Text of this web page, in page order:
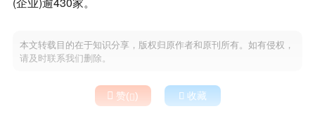
本文转载目的在于知识分享，版权归原作者和原刊所有。如有侵权，
请及时联系我们删除。
 赞()  收藏